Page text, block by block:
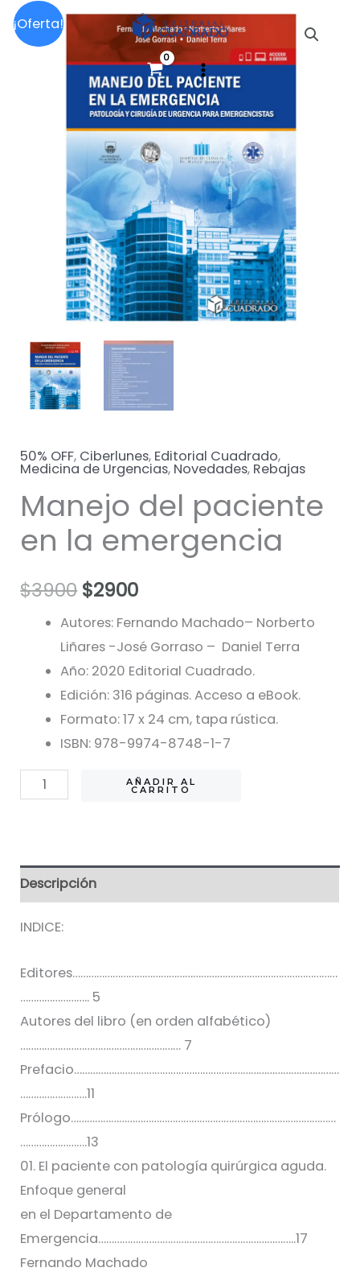
contenido
¡Oferta!
50% OFF, Ciberlunes, Editorial Cuadrado,
Medicina de Urgencias, Novedades, Rebajas
Manejo del paciente
en la emergencia
$3900 El
precio
original
era:
$3900.
$2900El
precio
actual
es:
$2900.
Autores: Fernando Machado– Norberto
Liñares -José Gorraso – Daniel Terra
Año: 2020 Editorial Cuadrado.
Edición: 316 páginas. Acceso a eBook.
Formato: 17 x 24 cm, tapa rústica.
ISBN: 978-9974-8748-1-7
Manejo
del
la
emergencia
cantidad
AÑADIR AL
CARRITO
Descripción
INDICE:
Editores………………………………………………………………………………………
…………………….. 5
Autores del libro (en orden alfabético)
…………………………………………………… 7
Prefacio………………………………………………………………………………………
…………………….11
Prólogo………………………………………………………………………………………
…………………….13
01. El paciente con patología quirúrgica aguda.
Enfoque general
en el Departamento de
Emergencia………………………………………………………………..17
Fernando Machado
paciente
en
emergencia